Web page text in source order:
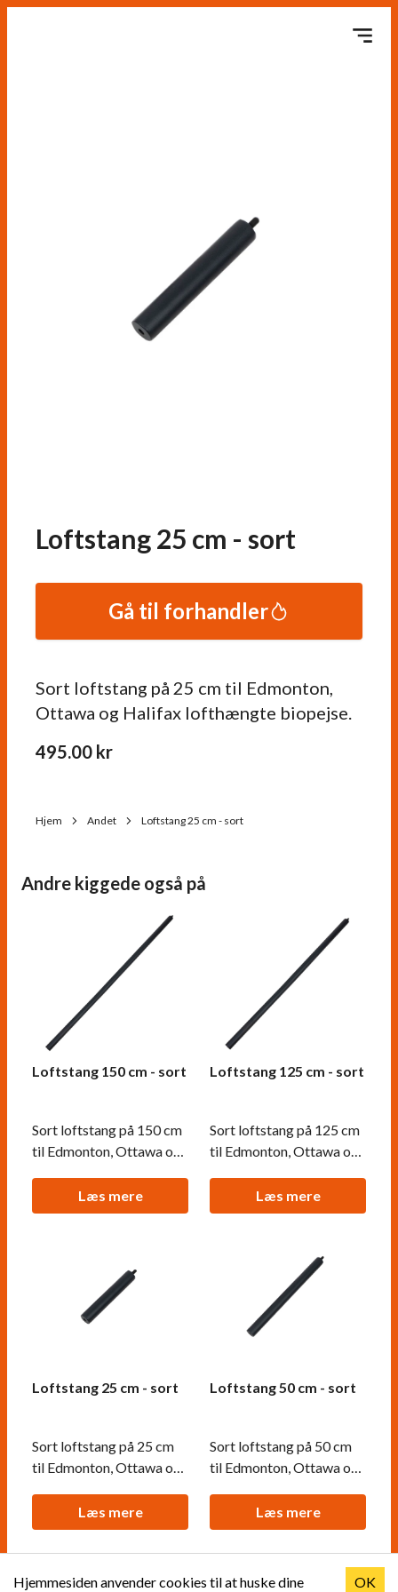
Loftstang 25 cm - sort
Sort loftstang på 25 cm til Edmonton,
Ottawa og Halifax lofthængte biopejse.
495.00 kr
Gå til forhandler
Hjem Andet Loftstang 25 cm - sort
Andre kiggede også på
Loftstang 150 cm - sort
Sort loftstang på 150 cm
til Edmonton, Ottawa og
biopejse.Læs mere
Loftstang 125 cm - sort
Sort loftstang på 125 cm
til Edmonton, Ottawa og
biopejse.Læs mere
Loftstang 25 cm - sort
Sort loftstang på 25 cm
til Edmonton, Ottawa og
biopejse.Læs mere
Loftstang 50 cm - sort
Sort loftstang på 50 cm
til Edmonton, Ottawa og
biopejse.Læs mere
Hjemmesiden anvender cookies til at huske dine OK